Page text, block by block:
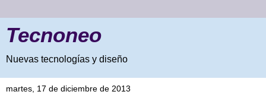
Tecnoneo
Nuevas tecnologías y diseño
martes, 17 de diciembre de 2013